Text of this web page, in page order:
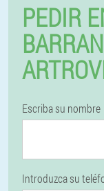
PEDIR
Escriba su nombre
Introduzca su